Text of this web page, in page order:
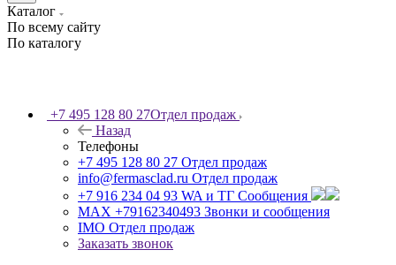
Каталог
По всему сайту
По каталогу
+7 495 128 80 27Отдел продаж
Назад
Телефоны
+7 495 128 80 27 Отдел продаж
info@fermasclad.ru Отдел продаж
+7 916 234 04 93 WA и ТГ Сообщения
MAX +79162340493 Звонки и сообщения
IMO Отдел продаж
Заказать звонок